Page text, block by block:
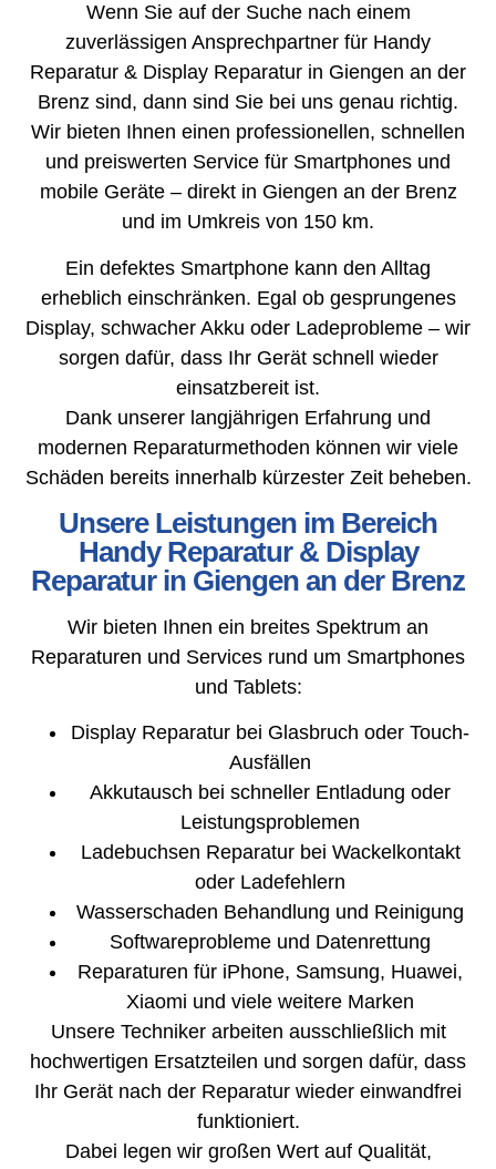
Wenn Sie auf der Suche nach einem
zuverlässigen Ansprechpartner für Handy
Reparatur & Display Reparatur in Giengen an der
Brenz sind, dann sind Sie bei uns genau richtig.
Wir bieten Ihnen einen professionellen, schnellen
und preiswerten Service für Smartphones und
mobile Geräte – direkt in Giengen an der Brenz
und im Umkreis von 150 km.
Ein defektes Smartphone kann den Alltag
erheblich einschränken. Egal ob gesprungenes
Display, schwacher Akku oder Ladeprobleme – wir
sorgen dafür, dass Ihr Gerät schnell wieder
einsatzbereit ist.
Dank unserer langjährigen Erfahrung und
modernen Reparaturmethoden können wir viele
Schäden bereits innerhalb kürzester Zeit beheben.
Unsere Leistungen im Bereich
Handy Reparatur & Display
Reparatur in Giengen an der Brenz
Wir bieten Ihnen ein breites Spektrum an
Reparaturen und Services rund um Smartphones
und Tablets:
Display Reparatur bei Glasbruch oder Touch-
Ausfällen
Akkutausch bei schneller Entladung oder
Leistungsproblemen
Ladebuchsen Reparatur bei Wackelkontakt
oder Ladefehlern
Wasserschaden Behandlung und Reinigung
Softwareprobleme und Datenrettung
Reparaturen für iPhone, Samsung, Huawei,
Xiaomi und viele weitere Marken
Unsere Techniker arbeiten ausschließlich mit
hochwertigen Ersatzteilen und sorgen dafür, dass
Ihr Gerät nach der Reparatur wieder einwandfrei
funktioniert.
Dabei legen wir großen Wert auf Qualität,